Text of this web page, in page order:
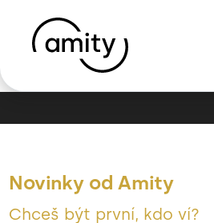
Novinky od Amity
Chceš být první, kdo ví?